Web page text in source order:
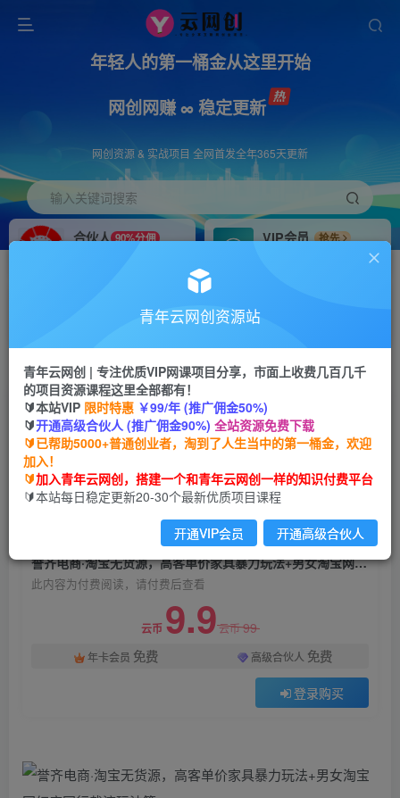
年轻人的第一桶金从这里开始
网创网赚 ∞ 稳定更新
网创资源 & 实战项目 全网首发全年365天更新
输入关键词搜索
合伙人 90%分佣
VIP会员
抢先
搭建同款网站，自己当老板
首页 创业课程 会员免费 正文
誉齐电商·淘宝无货源，高客单价家具暴力玩法+男
女淘宝网红店同行截流玩法等
青年云网创
2年前发布
关注 私信
誉齐电商·淘宝无货源，高客单价家具暴力玩法+男女淘宝网红店同行截流玩法等
此内容为付费阅读，请付费后查看
云币 9.9云币99
年卡会员 免费 高级合伙人 免费
登录购买
青年云网创资源站
青年云网创 | 专注优质VIP网课项目分享，市面上收费几百几千
的项目资源课程这里全部都有！
🔰本站VIP 限时特惠 ￥99/年 (推广佣金50%)
🔰开通高级合伙人 (推广佣金90%) 全站资源免费下载
🔰已帮助5000+普通创业者，淘到了人生当中的第一桶金，欢迎
加入！
🔰加入青年云网创，搭建一个和青年云网创一样的知识付费平台
🔰本站每日稳定更新20-30个最新优质项目课程
开通VIP会员 开通高级合伙人